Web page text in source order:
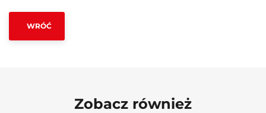
WRÓĆ
Zobacz również